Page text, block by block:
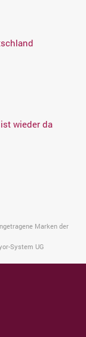
wieder da
Marken der
System UG